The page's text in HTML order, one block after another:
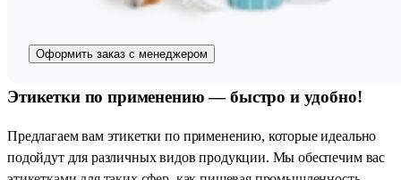
Оформить заказ с менеджером
Этикетки по применению — быстро и удобно!
Предлагаем вам этикетки по применению, которые идеально
подойдут для различных видов продукции. Мы обеспечим вас